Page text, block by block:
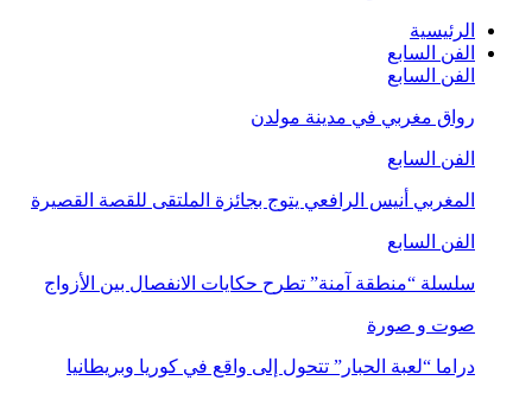
الرئيسية
الفن السابع
الفن السابع
رواق مغربي في مدينة مولدن
الفن السابع
المغربي أنيس الرافعي يتوج بجائزة الملتقى للقصة القصيرة
الفن السابع
سلسلة “منطقة آمنة” تطرح حكايات الانفصال بين الأزواج
صوت و صورة
دراما “لعبة الحبار” تتحول إلى واقع في كوريا وبريطانيا